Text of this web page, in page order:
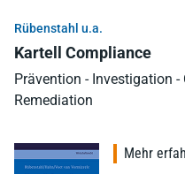
Rübenstahl u.a.
Kartell Compliance
Prävention - Investigation -
Remediation
Mehr